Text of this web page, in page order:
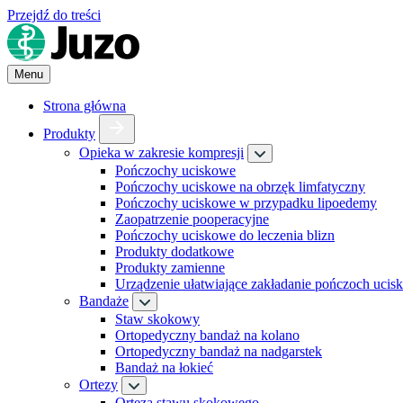
Przejdź do treści
Menu
Strona główna
Produkty
Opieka w zakresie kompresji
Pończochy uciskowe
Pończochy uciskowe na obrzęk limfatyczny
Pończochy uciskowe w przypadku lipoedemy
Zaopatrzenie pooperacyjne
Pończochy uciskowe do leczenia blizn
Produkty dodatkowe
Produkty zamienne
Urządzenie ułatwiające zakładanie pończoch
Bandaże
Staw skokowy
Ortopedyczny bandaż na kolano
Ortopedyczny bandaż na nadgarstek
Bandaż na łokieć
Ortezy